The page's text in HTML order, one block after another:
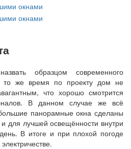
образцом современного
то же время по проекту дом не
что хорошо смотрится
В данном случае же всё
панорамные окна сделаны
для лучшей освещённости внутри
В итоге и при плохой погоде